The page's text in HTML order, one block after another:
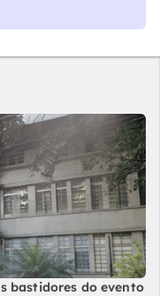
bastidores do evento